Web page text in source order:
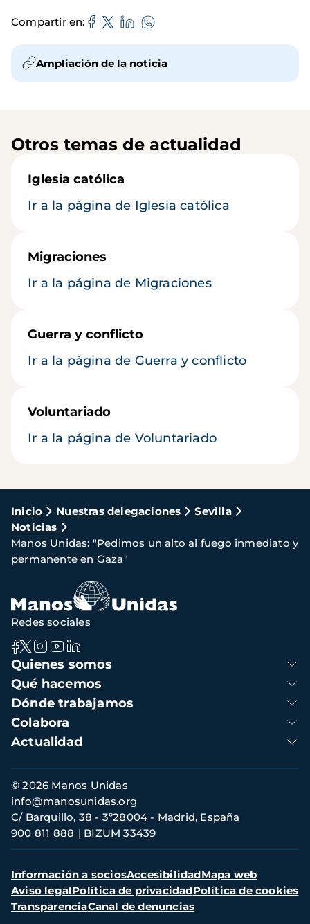
Compartir en
Ampliación de la noticia
Otros temas de actualidad
Iglesia católica
Ir a la página de Iglesia católica
Migraciones
Ir a la página de Migraciones
Guerra y conflicto
Ir a la página de Guerra y conflicto
Voluntariado
Ir a la página de Voluntariado
Ruta
de
navegación
Inicio Nuestras delegaciones
Sevilla
Noticias
Manos Unidas: "Pedimos un alto al fuego inmediato y
permanente en Gaza"
Navegación
principal
Quienes somos
Qué hacemos
Dónde trabajamos
Colabora
Actualidad
Redes sociales
Información
de
contacto
© 2026 Manos Unidas
C/ Barquillo, 38 - 3º28004 - Madrid, España
900 811 888
BIZUM 33439
info@manosunidas.org
Menú
secundario
Información a sociosAccesibilidadMapa web
Aviso legalPolítica de privacidadPolítica de cookies
TransparenciaCanal de denuncias